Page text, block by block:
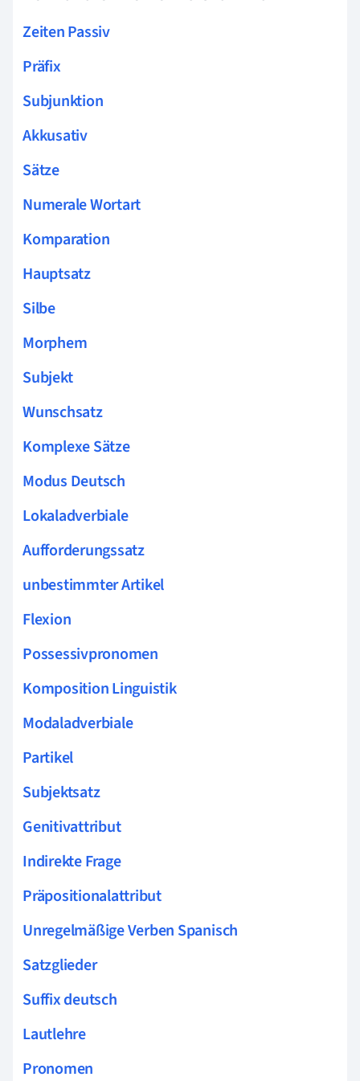
Zeiten Passiv
Präfix
Subjunktion
Akkusativ
Sätze
Numerale Wortart
Komparation
Hauptsatz
Silbe
Morphem
Subjekt
Wunschsatz
Komplexe Sätze
Modus Deutsch
Lokaladverbiale
Aufforderungssatz
unbestimmter Artikel
Flexion
Possessivpronomen
Komposition Linguistik
Modaladverbiale
Partikel
Subjektsatz
Genitivattribut
Indirekte Frage
Präpositionalattribut
Unregelmäßige Verben Spanisch
Satzglieder
Suffix deutsch
Lautlehre
Pronomen